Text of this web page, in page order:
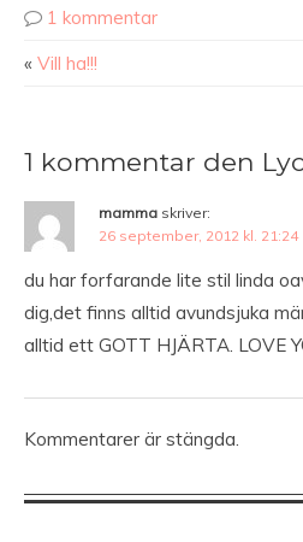
1 kommentar
« Vill ha!!!
1 kommentar den
mamma skriver:
26 september, 2012 kl. 21:24
du har forfarande lite stil linda
dig,det finns alltid avundsjuka
alltid ett GOTT HJÄRTA. LOVE
Kommentarer är stängda.